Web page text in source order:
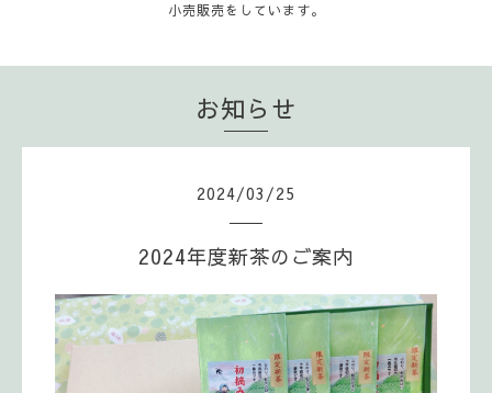
小売販売をしています。
お知らせ
2024/03 /25
2024年度新茶のご案内